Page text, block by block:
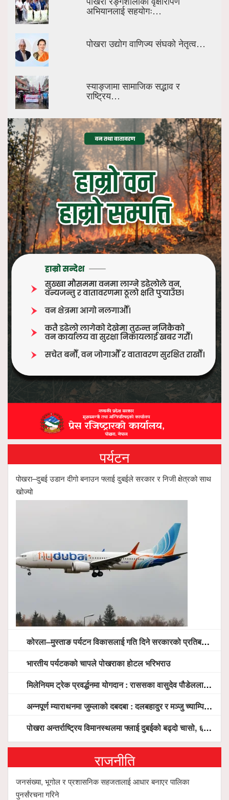
अभियानलाई सहयोगः…
पोखरा उद्योग वाणिज्य संघको नेतृत्व…
स्याङ्जामा सामाजिक सद्भाव र
राष्ट्रिय…
पर्यटन
पोखरा–दुबई उडान दीगो बनाउन फ्लाई दुबईले सरकार र निजी क्षेत्रको साथ
खोज्यो
कोरला–मुस्ताङ पर्यटन विकासलाई गति दिने सरकारको प्रतिबद्धता, स्थानीय सरोकारवालासँग व्यापक छलफल
भारतीय पर्यटकको चापले पोखराका होटल भरिभराउ
मिलेनियम ट्रेक प्रवर्द्धनमा योगदान : राससका वासुदेव पौडेललाई ‘मिलेनियम ट्रेक अवार्ड’ प्रदान गरिने
अन्नपूर्ण म्याराथनमा जुम्लाको दबदबा : दलबहादुर र मञ्जु च्याम्पियन, नगदसहित भव्य सम्मान
पोखरा अन्तर्राष्ट्रिय विमानस्थलमा फ्लाई दुबईको बढ्दो चासो, ६ घण्टा लामो प्राविधिक निरीक्षणपछि दैनिक उडानको ढोका खुल्दै
राजनीति
जनसंख्या, भूगोल र प्रशासनिक सहजतालाई आधार बनाएर पालिका
पुनर्संरचना गरिने